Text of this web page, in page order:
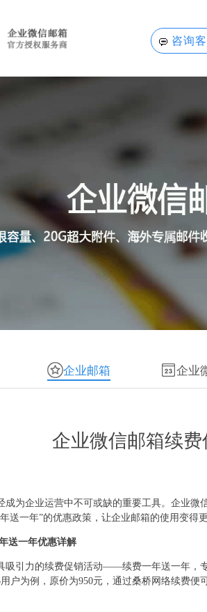
咨询
企业邮箱 企业
企业微信邮箱续
成为企业运营中不可或缺的重要工具。企业
送一年”的优惠政策，让企业邮箱的使用变
送一年优惠详解
吸引力的续费促销活动——续费一年送一年，
户为例，原价为950元，通过桑桥网络续费